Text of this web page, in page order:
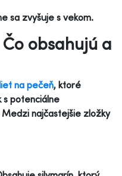
sa zvyšuje s vekom.
obsahujú a
na pečeň, ktoré
s potenciálne
najčastejšie zložky